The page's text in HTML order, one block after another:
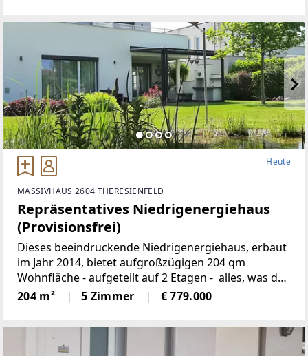
Heute
MASSIVHAUS 2604 THERESIENFELD
Repräsentatives Niedrigenergiehaus
(Provisionsfrei)
Dieses beeindruckende Niedrigenergiehaus, erbaut
im Jahr 2014, bietet aufgroßzügigen 204 qm
Wohnfläche - aufgeteilt auf 2 Etagen - alles, was das
Herzbegehrt. Die gut durchdachte Raumaufteilung,
die hochwertige Ausstattung und dervon
204 m² 5 Zimmer € 779.000